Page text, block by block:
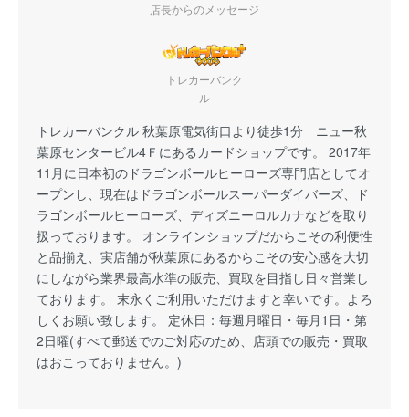
店長からのメッセージ
トレカーバンク
ル
トレカーバンクル 秋葉原電気街口より徒歩1分 ニュー秋
葉原センタービル4Ｆにあるカードショップです。 2017年
11月に日本初のドラゴンボールヒーローズ専門店としてオ
ープンし、現在はドラゴンボールスーパーダイバーズ、ド
ラゴンボールヒーローズ、ディズニーロルカナなどを取り
扱っております。 オンラインショップだからこその利便性
と品揃え、実店舗が秋葉原にあるからこその安心感を大切
にしながら業界最高水準の販売、買取を目指し日々営業し
ております。 末永くご利用いただけますと幸いです。よろ
しくお願い致します。 定休日：毎週月曜日・毎月1日・第
2日曜(すべて郵送でのご対応のため、店頭での販売・買取
はおこっておりません。)